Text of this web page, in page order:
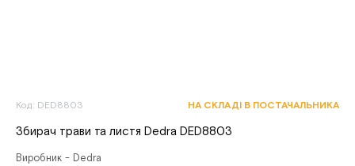
Код: DED8803 НА СКЛАДІ В ПОСТАЧАЛЬНИКА
Збирач трави та листя Dedra DED8803
Виробник - Dedra